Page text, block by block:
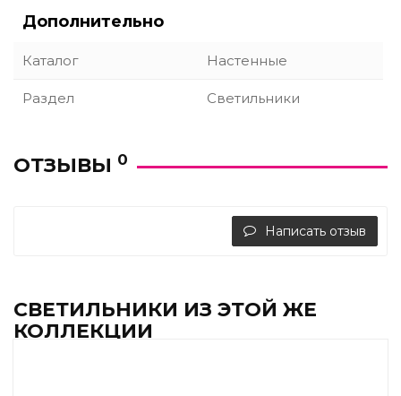
Дополнительно
Каталог Настенные
Раздел Светильники
ОТЗЫВЫ 0
Написать отзыв
СВЕТИЛЬНИКИ ИЗ ЭТОЙ ЖЕ
КОЛЛЕКЦИИ